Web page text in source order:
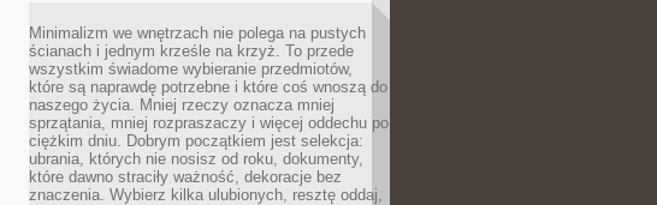
Minimalizm we wnętrzach nie polega na pustych
ścianach i jednym krześle na krzyż. To przede
wszystkim świadome wybieranie przedmiotów,
które są naprawdę potrzebne i które coś wnoszą do
naszego życia. Mniej rzeczy oznacza mniej
sprzątania, mniej rozpraszaczy i więcej oddechu po
ciężkim dniu. Dobrym początkiem jest selekcja:
ubrania, których nie nosisz od roku, dokumenty,
które dawno straciły ważność, dekoracje bez
znaczenia. Wybierz kilka ulubionych, resztę oddaj,